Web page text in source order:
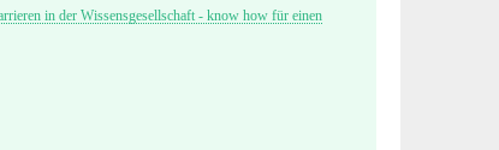
in der Wissensgesellschaft - know how für einen